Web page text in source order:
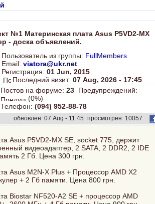
№1 Материнская плата Asus P5VD2-MX
- доска объявлений.
Пользователь из группы: FullMembers
Email: viatora@ukr.net
Регистрация: 01 Jun, 2015
Последний визит: 07 Aug, 2026 - 17:45
Постов на форуме: 23 Предупреждений:
(0%)
Телефон: (094) 952-88-78
обновлен: 07 Aug - 11:45 просмотрен: 10057
раз.
Asus P5VD2-MX SE, socket 775, держит
видеоадаптер, 2 SATA, 2 DDR2, 2 IDE
2 Гб. Цена 300 грн.
Asus M2N-X Plus + Процессор AMD X2
+ 2 Гб памяти. Цена 800 грн.
Biostar NF520-A2 SE + процессор AMD